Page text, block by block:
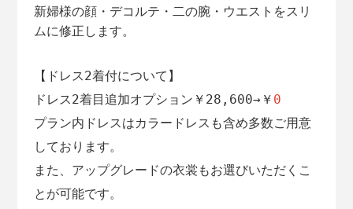
新婦様の顔・デコルテ・二の腕・ウエストをスリ
ムに修正します。
【ドレス2着付について】
ドレス2着目追加オプション￥28,600→￥ 0
プラン内ドレスはカラードレスも含め多数ご用意
しております。
また、アップグレードの衣裳もお選びいただくこ
とが可能です。